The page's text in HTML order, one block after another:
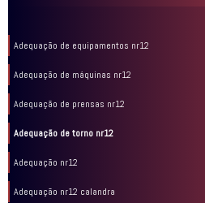
Adequação de equipamentos nr12
Adequação de máquinas nr12
Adequação de prensas nr12
Adequação de torno nr12
Adequação nr12
Adequação nr12 calandra